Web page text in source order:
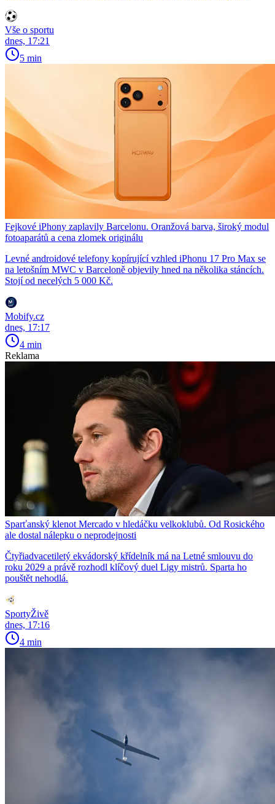
Vše o sportu
dnes, 17:21
5 min
Fejkové iPhony zaplavily Barcelonu. Oranžová barva, široký modul
fotoaparátů a cena zlomek originálu
Levné androidové telefony kopírující vzhled iPhonu 17 Pro Max se
na letošním MWC v Barceloně objevily hned na několika stáncích.
Stojí od necelých 5 000 Kč.
Mobify.cz
dnes, 17:17
4 min
Reklama
Sparťanský klenot Mercado v hledáčku velkoklubů. Od Rosického
ale dostal nálepku o neprodejnosti
Čtyřiadvacetiletý ekvádorský křídelník má na Letné smlouvu do
roku 2029 a právě rozhodl klíčový duel Ligy mistrů. Sparta ho
pouštět nehodlá.
SportyŽivě
dnes, 17:16
4 min